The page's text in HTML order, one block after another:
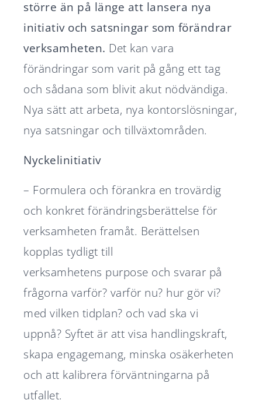
större än på länge att lansera nya
initiativ och satsningar som förändrar
verksamheten. Det kan vara
förändringar som varit på gång ett tag
och sådana som blivit akut nödvändiga.
Nya sätt att arbeta, nya kontorslösningar,
nya satsningar och tillväxtområden.
Nyckelinitiativ
– Formulera och förankra en trovärdig
och konkret förändringsberättelse för
verksamheten framåt. Berättelsen
kopplas tydligt till
verksamhetens purpose och svarar på
frågorna varför? varför nu? hur gör vi?
med vilken tidplan? och vad ska vi
uppnå? Syftet är att visa handlingskraft,
skapa engagemang, minska osäkerheten
och att kalibrera förväntningarna på
utfallet.